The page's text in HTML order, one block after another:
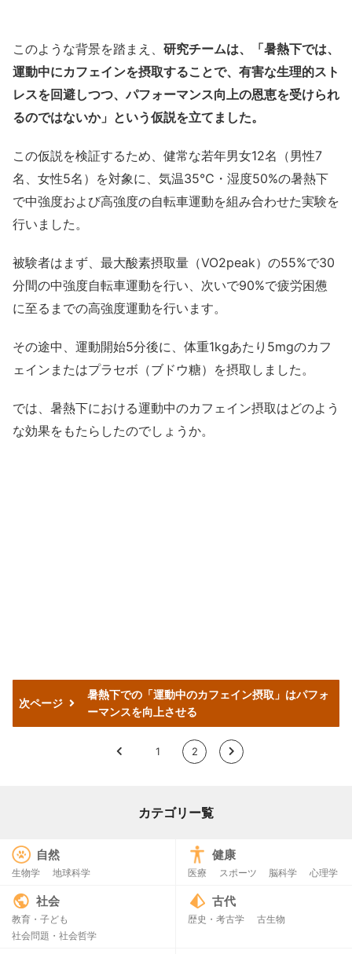
このような背景を踏まえ、 研究チームは、「暑熱下では、
運動中にカフェインを摂取することで、有害な生理的スト
レスを回避しつつ、パフォーマンス向上の恩恵を受けられ
るのではないか」という仮説を立てました。
この仮説を検証するため、健常な若年男女12名（男性7
名、女性5名）を対象に、気温35℃・湿度50%の暑熱下
で中強度および高強度の自転車運動を組み合わせた実験を
行いました。
被験者はまず、最大酸素摂取量（VO2peak）の55%で30
分間の中強度自転車運動を行い、次いで90%で疲労困憊
に至るまでの高強度運動を行います。
その途中、運動開始5分後に、体重1kgあたり5mgのカフ
ェインまたはプラセボ（ブドウ糖）を摂取しました。
では、暑熱下における運動中のカフェイン摂取はどのよう
な効果をもたらしたのでしょうか。
次ページ
暑熱下での「運動中のカフェイン摂取」はパフォ
ーマンスを向上させる
< 1 2 >
カテゴリー覧
自然
生物学 地球科学
健康
医療 スポーツ 脳科学 心理学
社会
教育・子ども
社会問題・社会哲学
古代
歴史・考古学 古生物